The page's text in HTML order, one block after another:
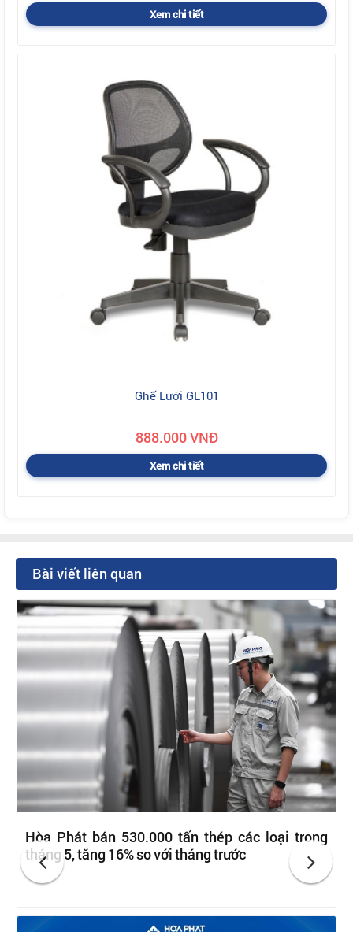
Xem chi tiết
Ghế Lưới GL101
888.000 VNĐ
Xem chi tiết
Bài viết liên quan
Hòa Phát bán 530.000 tấn thép các loại trong
tháng 5, tăng 16% so với tháng trước